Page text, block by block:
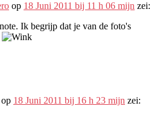
op 18 Juni 2011 bij 11 h 06 mijn zei:
Ik begrijp dat je van de foto's
op 18 Juni 2011 bij 16 h 23 mijn zei: